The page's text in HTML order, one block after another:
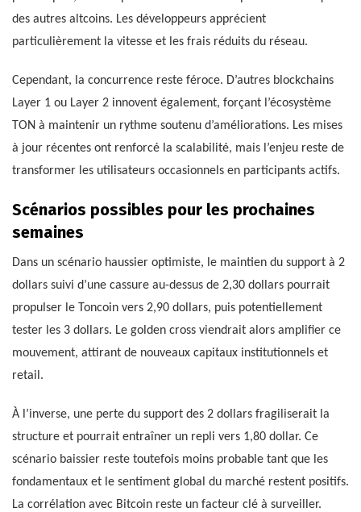
des autres altcoins. Les développeurs apprécient
particulièrement la vitesse et les frais réduits du réseau.
Cependant, la concurrence reste féroce. D’autres blockchains
Layer 1 ou Layer 2 innovent également, forçant l’écosystème
TON à maintenir un rythme soutenu d’améliorations. Les mises
à jour récentes ont renforcé la scalabilité, mais l’enjeu reste de
transformer les utilisateurs occasionnels en participants actifs.
Scénarios possibles pour les prochaines
semaines
Dans un scénario haussier optimiste, le maintien du support à 2
dollars suivi d’une cassure au-dessus de 2,30 dollars pourrait
propulser le Toncoin vers 2,90 dollars, puis potentiellement
tester les 3 dollars. Le golden cross viendrait alors amplifier ce
mouvement, attirant de nouveaux capitaux institutionnels et
retail.
À l’inverse, une perte du support des 2 dollars fragiliserait la
structure et pourrait entraîner un repli vers 1,80 dollar. Ce
scénario baissier reste toutefois moins probable tant que les
fondamentaux et le sentiment global du marché restent positifs.
La corrélation avec Bitcoin reste un facteur clé à surveiller.